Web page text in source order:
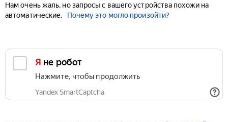
Нам очень жаль, но запросы с вашего устройства похожи на
автоматические.
Почему это могло произойти?
Я не робот
Нажмите, чтобы продолжить
Yandex SmartCaptcha